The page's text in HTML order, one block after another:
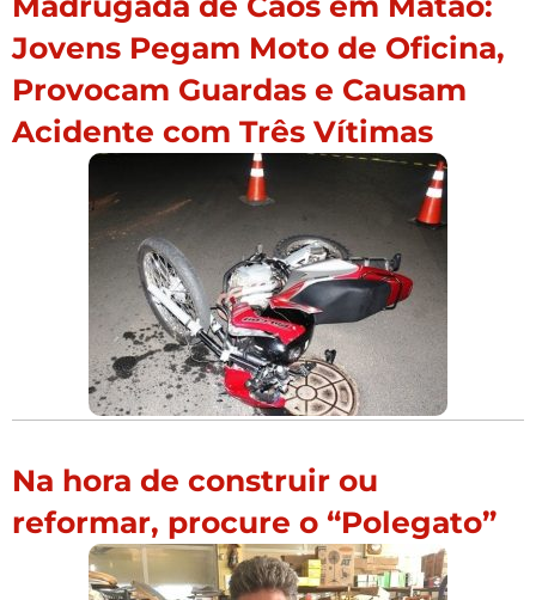
Jovens Pegam Moto de Oficina,
Provocam Guardas e Causam
Acidente com Três Vítimas
Na hora de construir ou
reformar, procure o “Polegato”